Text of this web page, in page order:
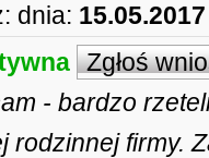
dnia:
Zgłoś
- bardzo
rodzinnej firmy.